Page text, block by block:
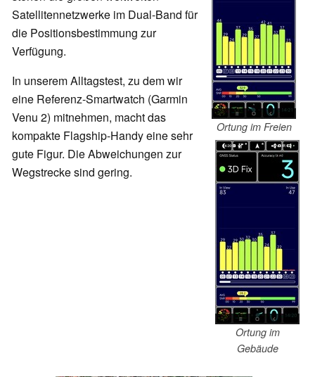
Ortung im Freien
Ortung im
Gebäude
Satellitennetzwerke im Dual-Band für
die Positionsbestimmung zur
Verfügung.
In unserem Alltagstest, zu dem wir
eine Referenz-Smartwatch (Garmin
Venu 2) mitnehmen, macht das
kompakte Flagship-Handy eine sehr
gute Figur. Die Abweichungen zur
Wegstrecke sind gering.